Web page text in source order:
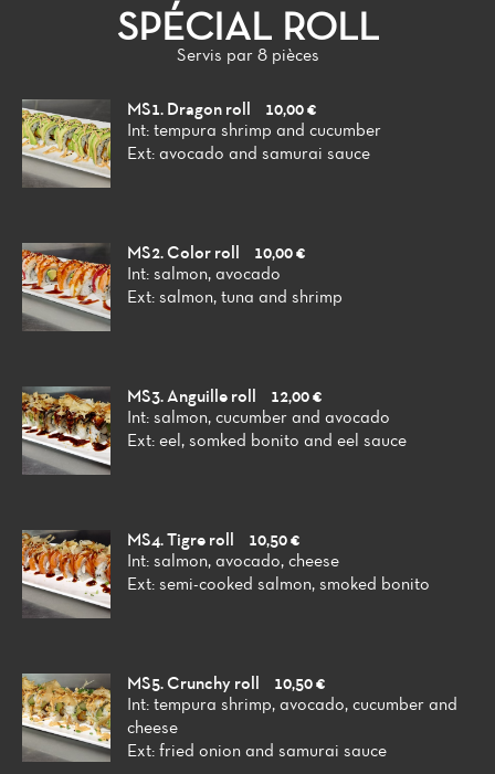
SPÉCIAL ROLL
Servis par 8 pièces
MS1. Dragon roll
10,00 €
Int: tempura shrimp and cucumber
Ext: avocado and samurai sauce
MS2. Color roll
10,00 €
Int: salmon, avocado
Ext: salmon, tuna and shrimp
MS3. Anguille roll
12,00 €
Int: salmon, cucumber and avocado
Ext: eel, somked bonito and eel sauce
MS4. Tigre roll
10,50 €
Int: salmon, avocado, cheese
Ext: semi-cooked salmon, smoked bonito
MS5. Crunchy roll
10,50 €
Int: tempura shrimp, avocado, cucumber and
cheese
Ext: fried onion and samurai sauce